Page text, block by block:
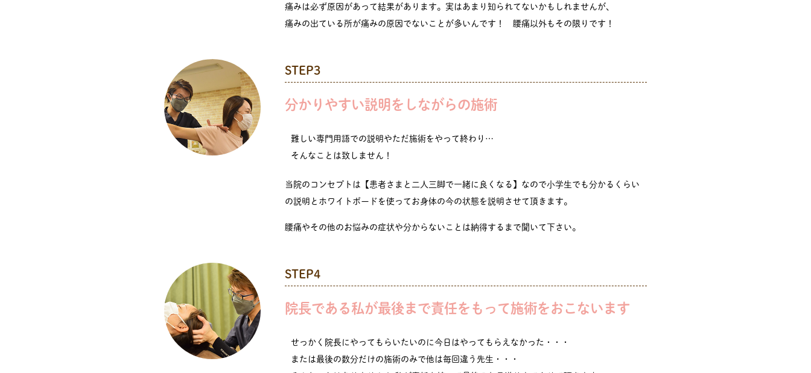
痛みは必ず原因があって結果があります。実はあまり知られてないかもしれませんが、
痛みの出ている所が痛みの原因でないことが多いんです！ 腰痛以外もその限りです！
STEP3
分かりやすい説明をしながらの施術
難しい専門用語での説明やただ施術をやって終わり…
そんなことは致しません！
当院のコンセプトは【患者さまと二人三脚で一緒に良くなる】なので小学生でも分かるくらい
の説明とホワイトボードを使ってお身体の今の状態を説明させて頂きます。
腰痛やその他のお悩みの症状や分からないことは納得するまで聞いて下さい。
STEP4
院⻑である私が最後まで責任をもって施術をおこないます
せっかく院長にやってもらいたいのに今日はやってもらえなかった・・・
または最後の数分だけの施術のみで他は毎回違う先生・・・